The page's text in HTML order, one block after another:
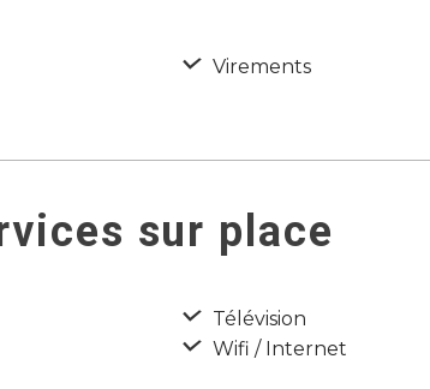
Virements
sur place
Télévision
Wifi / Internet